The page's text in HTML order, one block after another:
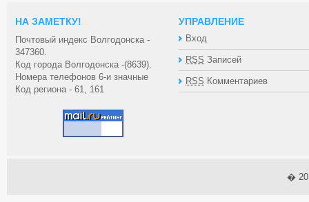
НА ЗАМЕТКУ!
Почтовый индекс Волгодонска -
347360.
Код города Волгодонска -(8639).
Номера телефонов 6-и значные
Код региона - 61, 161
УПРАВЛЕНИЕ
Вход
RSS Записей
RSS Комментариев
�